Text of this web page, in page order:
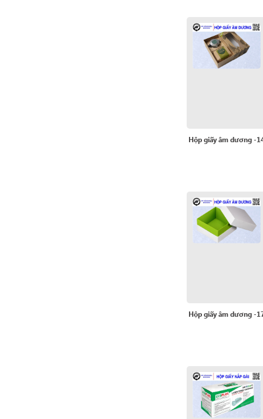
Hộp giấy âm dương -
Hộp giấy âm dương -